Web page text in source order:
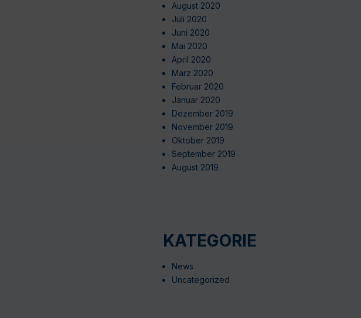
August 2020
Juli 2020
Juni 2020
Mai 2020
April 2020
März 2020
Februar 2020
Januar 2020
Dezember 2019
November 2019
Oktober 2019
September 2019
August 2019
KATEGORIE
News
Uncategorized